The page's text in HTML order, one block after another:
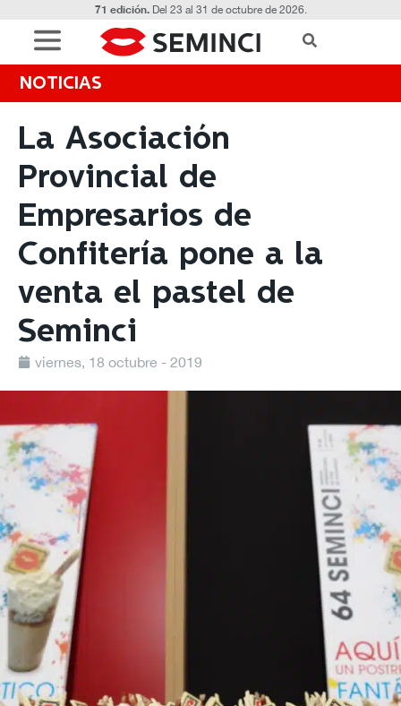
71 edición.Del 23 al 31 de octubre de 2026.
NOTICIAS
La Asociación
Provincial de
Empresarios de
Confitería pone a la
venta el pastel de
Seminci
viernes, 18 octubre - 2019